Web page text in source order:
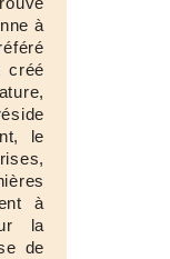
à
créé
le
à
la
de